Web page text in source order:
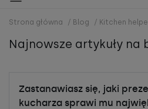
Strona główna / Blog / Kitchen
Najnowsze artykuły na
Zastanawiasz się, jaki
kucharza sprawi mu